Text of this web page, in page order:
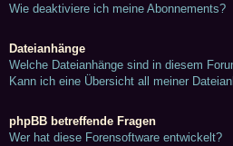
Wie deaktiviere ich meine Abonnements?
Dateianhänge
Welche Dateianhänge sind in diesem
Kann ich eine Übersicht all meiner
phpBB betreffende Fragen
Wer hat diese Forensoftware entwickelt?